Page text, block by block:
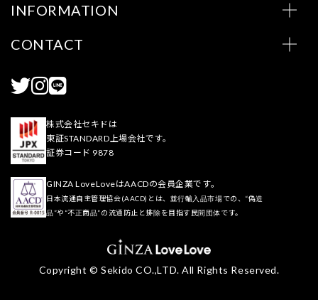
INFORMATION
CONTACT
株式会社セキドは
東証STANDARD上場会社です。
証券コード 9878
GINZA LoveLoveはAACDの会員企業です。
日本流通自主管理協会(AACD)とは、並行輸入品市場での、“偽造
品”や“不正商品”の流通防止と排除を目指す民間団体です。
Copyright © Sekido CO.,LTD. All Rights Reserved.